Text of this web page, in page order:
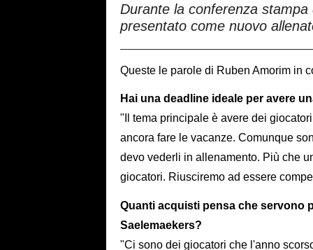
Durante la conferenza
presentato come nuovo
Queste le parole di Ruben Amorim in
Hai una deadline ideale per avere
"Il tema principale è avere dei
ancora fare le vacanze. Comunque
devo vederli in allenamento. Più che
giocatori. Riusciremo ad essere
Quanti acquisti pensa che servono
Saelemaekers?
"Ci sono dei giocatori che l'anno